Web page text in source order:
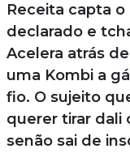
Receita capta
declarado e
Acelera atrás
uma Kombi a
fio. O sujeito
querer tirar dali
senão sai de